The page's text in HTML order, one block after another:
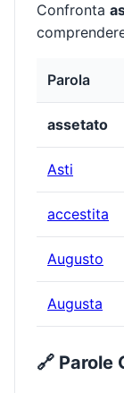
Confronta
Parola
assetato
Asti
accestita
Augusto
Augusta
🔗 Parole